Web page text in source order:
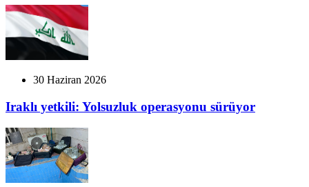
30 Haziran 2026
Iraklı yetkili: Yolsuzluk operasyonu sürüyor